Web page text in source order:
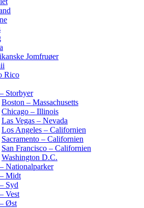
Jomfruøer
Rico
Storbyer
Boston – Massachusetts
Chicago – Illinois
Las Vegas – Nevada
Los Angeles – Californien
Sacramento – Californien
San Francisco – Californien
Washington D.C.
Nationalparker
Midt
Syd
Vest
Øst